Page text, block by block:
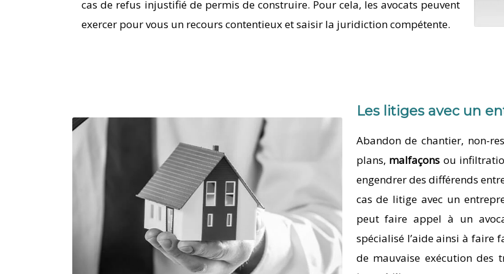
cas de refus injustifié de permis de construire. Pour cela, les avocats peuvent
exercer pour vous un recours contentieux et saisir la juridiction compétente.
Les litiges avec un
Abandon de chantier, non-
plans, malfaçons ou
engendrer des différends
cas de litige avec un
peut faire appel à un
spécialisé l’aide ainsi à faire
de mauvaise exécution des